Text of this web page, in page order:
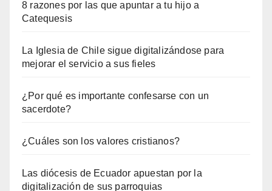
8 razones por las que apuntar a tu hijo a
Catequesis
La Iglesia de Chile sigue digitalizándose para
mejorar el servicio a sus fieles
¿Por qué es importante confesarse con un
sacerdote?
¿Cuáles son los valores cristianos?
Las diócesis de Ecuador apuestan por la
digitalización de sus parroquias